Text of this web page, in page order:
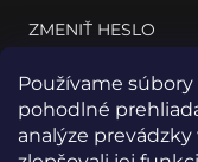
Používame
pohodlné
analýze
ZMENIŤ HESLO
VÁŠ PROFIL
VAŠE OBJEDNÁVKY